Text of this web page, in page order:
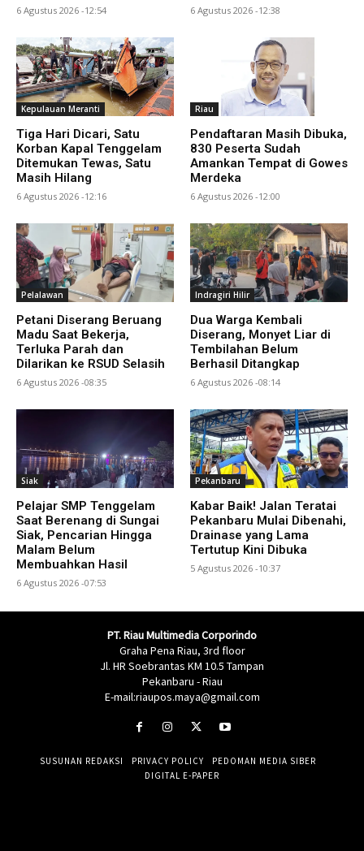
6 Agustus 2026 -12:54 6 Agustus 2026 -12:38
Kepulauan Meranti
Tiga Hari Dicari, Satu
Korban Kapal Tenggelam
Ditemukan Tewas, Satu
Masih Hilang
6 Agustus 2026 -12:16
Riau
Pendaftaran Masih Dibuka,
830 Peserta Sudah
Amankan Tempat di Gowes
Merdeka
6 Agustus 2026 -12:00
Pelalawan
Petani Diserang Beruang
Madu Saat Bekerja,
Terluka Parah dan
Dilarikan ke RSUD Selasih
6 Agustus 2026 -08:35
Indragiri Hilir
Dua Warga Kembali
Diserang, Monyet Liar di
Tembilahan Belum
Berhasil Ditangkap
6 Agustus 2026 -08:14
Siak
Pelajar SMP Tenggelam
Saat Berenang di Sungai
Siak, Pencarian Hingga
Malam Belum
Membuahkan Hasil
6 Agustus 2026 -07:53
Pekanbaru
Kabar Baik! Jalan Teratai
Pekanbaru Mulai Dibenahi,
Drainase yang Lama
Tertutup Kini Dibuka
5 Agustus 2026 -10:37
PT. Riau Multimedia Corporindo
Graha Pena Riau, 3rd floor
Jl. HR Soebrantas KM 10.5 Tampan
Pekanbaru - Riau
E-mail:riaupos.maya@gmail.com
SUSUNAN REDAKSI PRIVACY POLICY
PEDOMAN MEDIA SIBER
DIGITAL E-PAPER